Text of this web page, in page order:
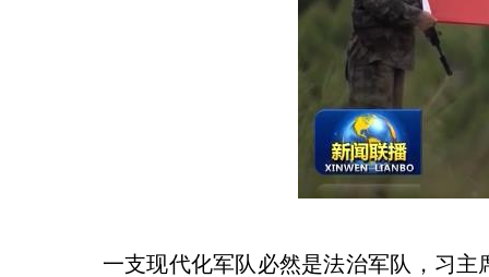
一支现代化军队必然是法治军队，习主